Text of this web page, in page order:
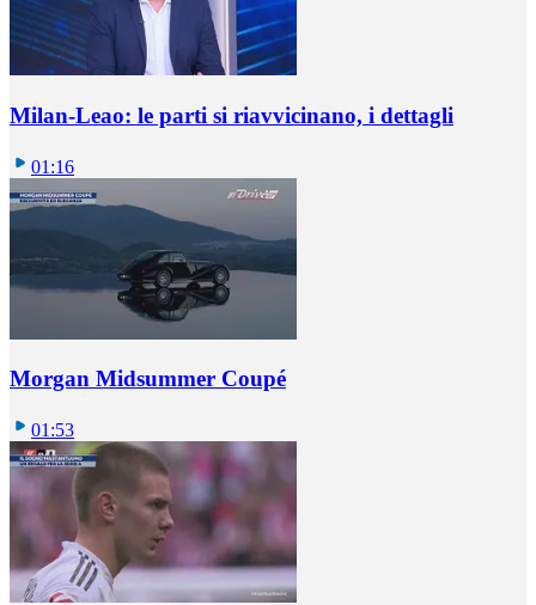
Milan-Leao: le parti si riavvicinano, i dettagli
01:16
Morgan Midsummer Coupé
01:53